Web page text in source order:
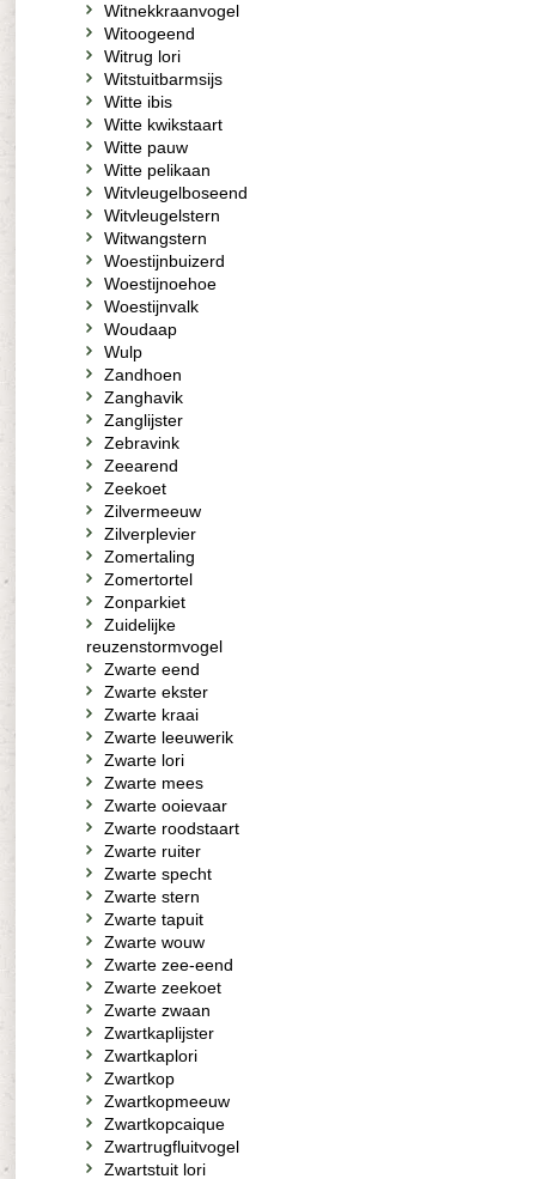
Witnekkraanvogel
Witoogeend
Witrug lori
Witstuitbarmsijs
Witte ibis
Witte kwikstaart
Witte pauw
Witte pelikaan
Witvleugelboseend
Witvleugelstern
Witwangstern
Woestijnbuizerd
Woestijnoehoe
Woestijnvalk
Woudaap
Wulp
Zandhoen
Zanghavik
Zanglijster
Zebravink
Zeearend
Zeekoet
Zilvermeeuw
Zilverplevier
Zomertaling
Zomertortel
Zonparkiet
Zuidelijke
reuzenstormvogel
Zwarte eend
Zwarte ekster
Zwarte kraai
Zwarte leeuwerik
Zwarte lori
Zwarte mees
Zwarte ooievaar
Zwarte roodstaart
Zwarte ruiter
Zwarte specht
Zwarte stern
Zwarte tapuit
Zwarte wouw
Zwarte zee-eend
Zwarte zeekoet
Zwarte zwaan
Zwartkaplijster
Zwartkaplori
Zwartkop
Zwartkopmeeuw
Zwartkopcaique
Zwartrugfluitvogel
Zwartstuit lori